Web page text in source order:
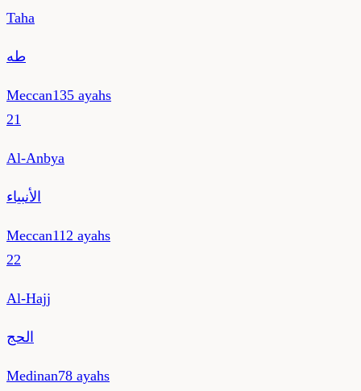
Taha
طه
Meccan135 ayahs
21
Al-Anbya
الأنبياء
Meccan112 ayahs
22
Al-Hajj
الحج
Medinan78 ayahs